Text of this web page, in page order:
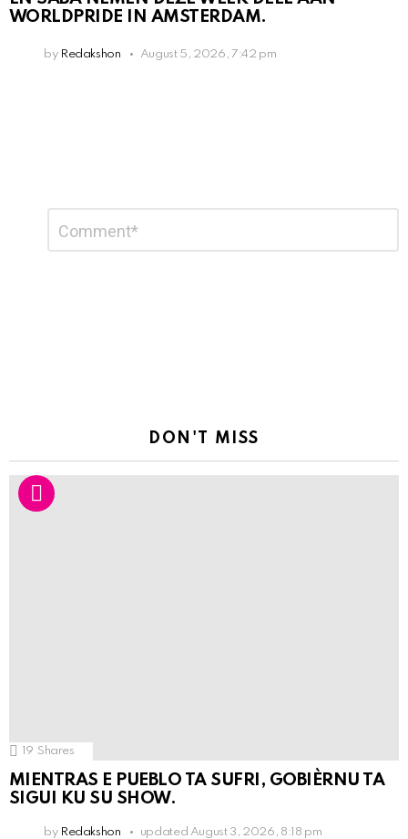
WORLDPRIDE IN AMSTERDAM.
by Redakshon August 5, 2026, 7:42 pm
Reply
DON'T MISS
19 Shares
MIENTRAS E PUEBLO TA SUFRI, GOBIÈRNU TA
SIGUI KU SU SHOW.
by Redakshon updated August 3, 2026, 8:18 pm